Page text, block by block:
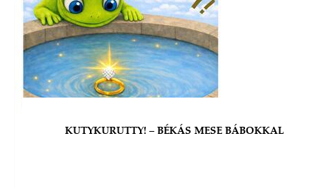
KUTYKURUTTY! – BÉKÁS MESE BÁBOKKAL